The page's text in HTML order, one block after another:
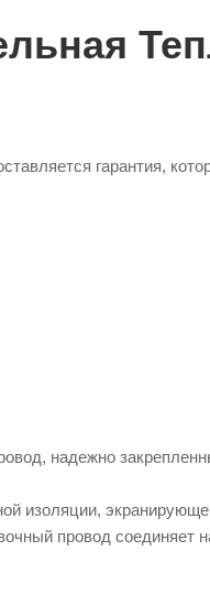
гарантия,
надежно
изоляции,
провод соединяет